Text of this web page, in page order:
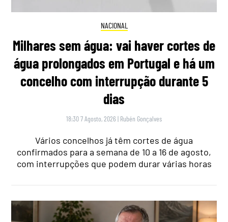
NACIONAL
Milhares sem água: vai haver cortes de
água prolongados em Portugal e há um
concelho com interrupção durante 5
dias
18:30 7 Agosto, 2026 | Rubén Gonçalves
Vários concelhos já têm cortes de água
confirmados para a semana de 10 a 16 de agosto,
com interrupções que podem durar várias horas